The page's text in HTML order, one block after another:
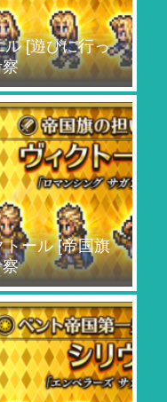
[遊びに行っ
ール [帝国旗